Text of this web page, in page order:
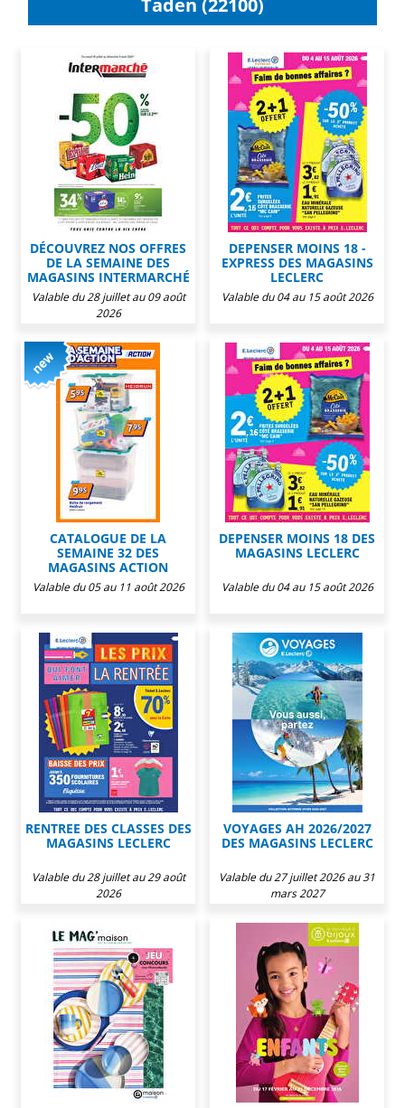
DÉCOUVREZ NOS OFFRES
DE LA SEMAINE DES
MAGASINS INTERMARCHÉ
Valable du 28 juillet au 09 août
2026
DEPENSER MOINS 18 -
EXPRESS DES MAGASINS
LECLERC
Valable du 04 au 15 août 2026
CATALOGUE DE LA
SEMAINE 32 DES
MAGASINS ACTION
Valable du 05 au 11 août 2026
DEPENSER MOINS 18 DES
MAGASINS LECLERC
Valable du 04 au 15 août 2026
RENTREE DES CLASSES DES
MAGASINS LECLERC
Valable du 28 juillet au 29 août
2026
VOYAGES AH 2026/2027
DES MAGASINS LECLERC
Valable du 27 juillet 2026 au 31
mars 2027